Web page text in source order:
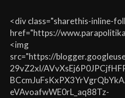
<div class="sharethis-inline-
href="https://
<img
src="https://
29vZ2xl/
eVAvoafwWE0rL_aq88Tz-